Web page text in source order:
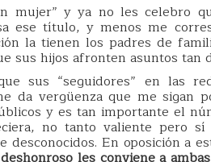
mujer” y ya no les celebro
ese título, y menos me
la tienen los padres de
sus hijos afronten asuntos tan
sus “seguidores” en las
da vergüenza que me sigan
y es tan importante el
no tanto valiente pero
En oposición a